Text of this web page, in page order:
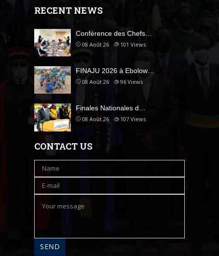
RECENT NEWS
Conférence des Chefs…
08 Août 26 101 Views
FINAJU 2026 à Ebolow…
08 Août 26 96 Views
Finales Nationales d…
08 Août 26 107 Views
CONTACT US